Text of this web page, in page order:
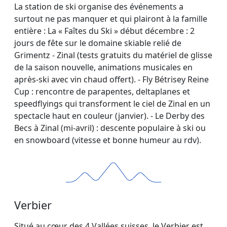
La station de ski organise des événements a
surtout ne pas manquer et qui plairont à la famille
entière : La « Faîtes du Ski » début décembre : 2
jours de fête sur le domaine skiable relié de
Grimentz - Zinal (tests gratuits du matériel de glisse
de la saison nouvelle, animations musicales en
après-ski avec vin chaud offert). - Fly Bétrisey Reine
Cup : rencontre de parapentes, deltaplanes et
speedflyings qui transforment le ciel de Zinal en un
spectacle haut en couleur (janvier). - Le Derby des
Becs à Zinal (mi-avril) : descente populaire à ski ou
en snowboard (vitesse et bonne humeur au rdv).
Verbier